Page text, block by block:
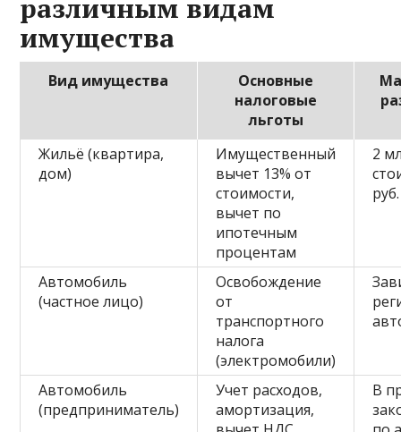
различным видам
имущества
Вид имущества
Основные
налоговые
льготы
Жильё (квартира,
дом)
Имущественный
вычет 13% от
стоимости,
вычет по
ипотечным
процентам
2
Автомобиль
(частное лицо)
Освобождение
от
транспортного
налога
(электромобили)
Автомобиль
(предприниматель)
Учет расходов,
амортизация,
В